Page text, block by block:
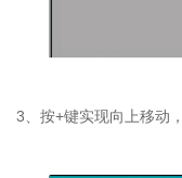
3、按+键实现向上移动